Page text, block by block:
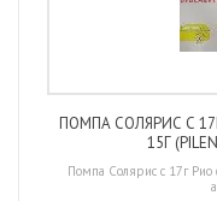
ПОМПА СОЛЯРИС С 17Г
15Г
Помпа Солярис с 17г Рио